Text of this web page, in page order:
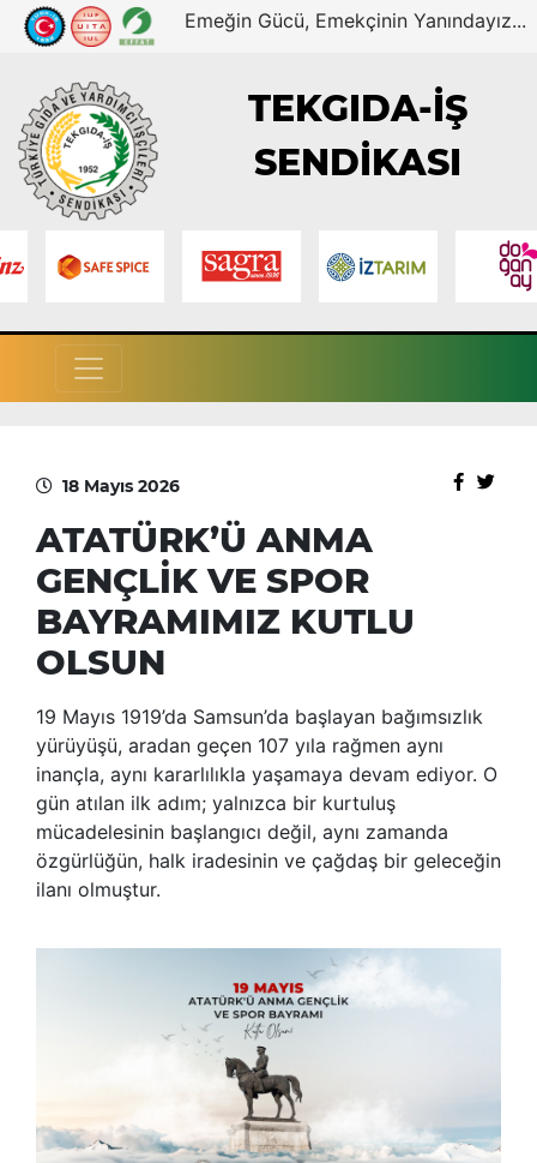
Emeğin Gücü, Emekçinin Yanındayız...
TEKGIDA-İŞ
SENDİKASI
18 Mayıs 2026
ATATÜRK’Ü ANMA
GENÇLİK VE SPOR
BAYRAMIMIZ KUTLU
OLSUN
19 Mayıs 1919’da Samsun’da başlayan bağımsızlık
yürüyüşü, aradan geçen 107 yıla rağmen aynı
inançla, aynı kararlılıkla yaşamaya devam ediyor. O
gün atılan ilk adım; yalnızca bir kurtuluş
mücadelesinin başlangıcı değil, aynı zamanda
özgürlüğün, halk iradesinin ve çağdaş bir geleceğin
ilanı olmuştur.